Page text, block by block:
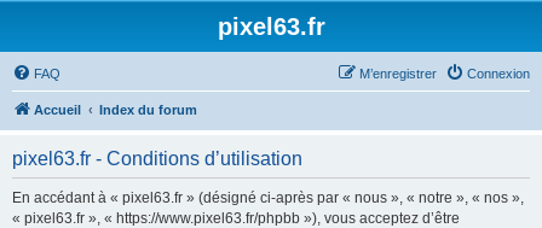
pixel63.fr
FAQ Connexion
M’enregistrer
Accueil Index du forum
pixel63.fr - Conditions d’utilisation
En accédant à « pixel63.fr » (désigné ci-après par « nous », « notre », « nos »,
« pixel63.fr », « https://www.pixel63.fr/phpbb »), vous acceptez d’être